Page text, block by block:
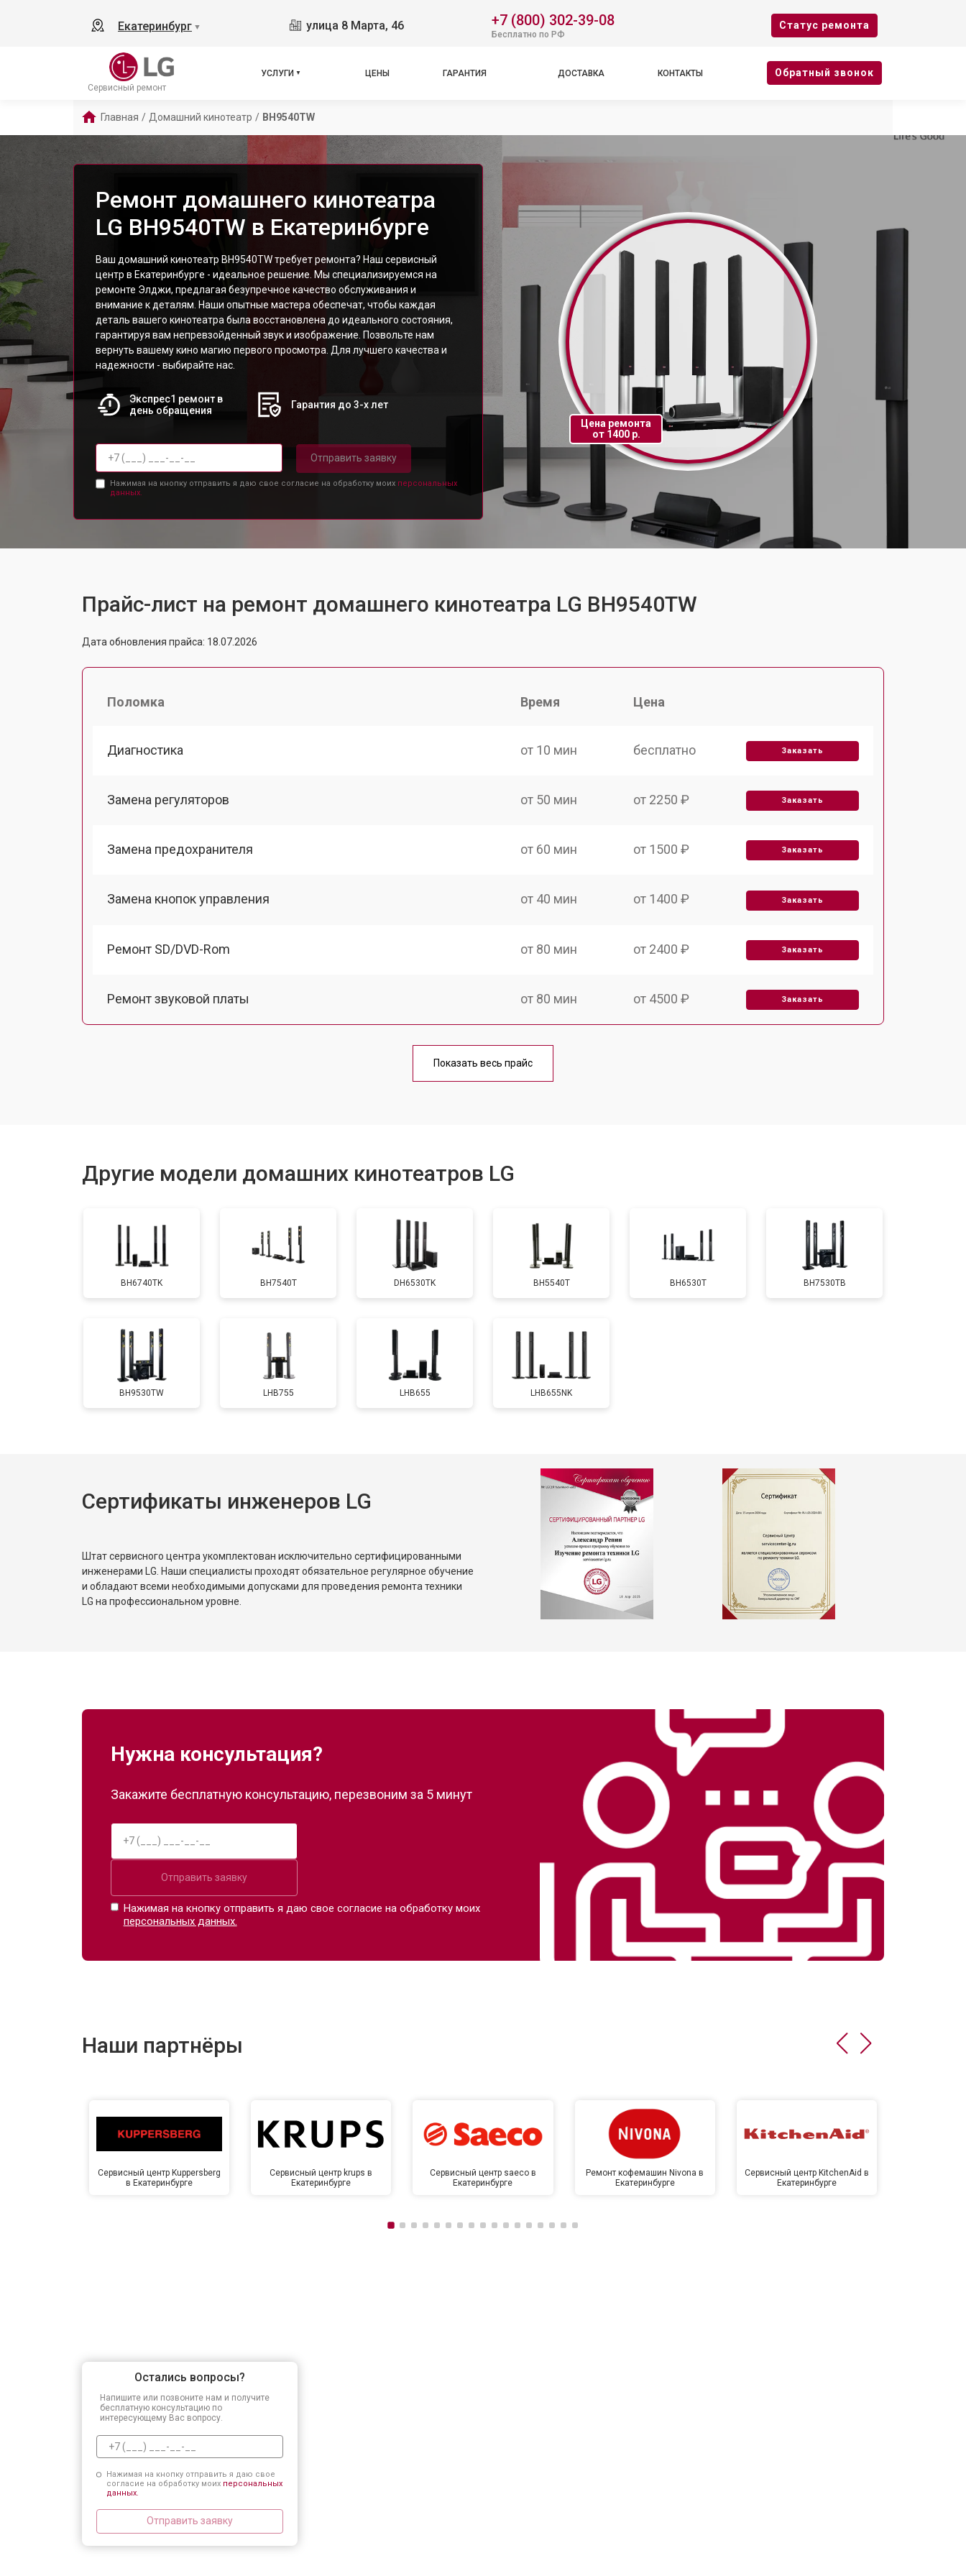
Екатеринбург ▼ улица 8 Марта, 46 +7 (800) 302-39-08
Бесплатно по РФ
Cтатус ремонта
Сервисный ремонт
УСЛУГИ ЦЕНЫ ГАРАНТИЯ ДОСТАВКА КОНТАКТЫ Oбратный звонок
Главная / Домашний кинотеатр / BH9540TW
Ремонт домашнего кинотеатра
LG BH9540TW в Екатеринбурге
Ваш домашний кинотеатр BH9540TW требует ремонта? Наш сервисный
центр в Екатеринбурге - идеальное решение. Мы специализируемся на
ремонте Элджи, предлагая безупречное качество обслуживания и
внимание к деталям. Наши опытные мастера обеспечат, чтобы каждая
деталь вашего кинотеатра была восстановлена до идеального состояния,
гарантируя вам непревзойденный звук и изображение. Позвольте нам
вернуть вашему кино магию первого просмотра. Для лучшего качества и
надежности - выбирайте нас.
Экспрес1 ремонт в
день обращения
Гарантия до 3-х лет
Отправить заявку
Нажимая на кнопку отправить я даю свое согласие на обработку моих персональных
данных.
Цена ремонта
от 1400 р.
Прайс-лист на ремонт домашнего кинотеатра LG BH9540TW
Дата обновления прайса: 18.07.2026
Поломка Время Цена
Диагностика от 10 мин бесплатно Заказать
Замена регуляторов от 50 мин от 2250 ₽ Заказать
Замена предохранителя от 60 мин от 1500 ₽ Заказать
Замена кнопок управления от 40 мин от 1400 ₽ Заказать
Ремонт SD/DVD-Rom от 80 мин от 2400 ₽ Заказать
Ремонт звуковой платы от 80 мин от 4500 ₽ Заказать
от 100 мин
Показать весь прайс
Другие модели домашних кинотеатров LG
BH6740TK BH7540T DH6530TK BH5540T BH6530T BH7530TB
BH9530TW LHB755 LHB655 LHB655NK
Сертификаты инженеров LG
Штат сервисного центра укомплектован исключительно сертифицированными
инженерами LG. Наши специалисты проходят обязательное регулярное обучение
и обладают всеми необходимыми допусками для проведения ремонта техники
LG на профессиональном уровне.
Нужна консультация?
Закажите бесплатную консультацию, перезвоним за 5 минут
Отправить заявку
Нажимая на кнопку отправить я даю свое согласие на обработку моих
персональных данных.
Наши партнёры
Сервисный центр Kuppersberg
в Екатеринбурге
Сервисный центр krups в
Екатеринбурге
Сервисный центр saeco в
Екатеринбурге
Ремонт кофемашин Nivona в
Екатеринбурге
Сервисный центр KitchenAid в
Екатеринбурге
Остались вопросы?
Напишите или позвоните нам и получите
бесплатную консультацию по
интересующему Вас вопросу.
Нажимая на кнопку отправить я даю свое
согласие на обработку моих персональных
данных.
Отправить заявку